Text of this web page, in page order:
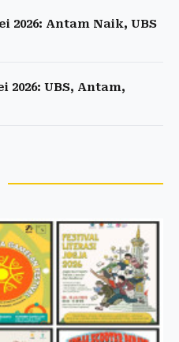
2026: Antam Naik, UBS
2026: UBS, Antam,